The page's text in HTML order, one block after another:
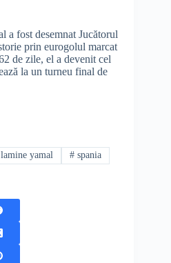
a fost desemnat Jucătorul
prin eurogolul marcat
de zile, el a devenit cel
la un turneu final de
lamine yamal # spania